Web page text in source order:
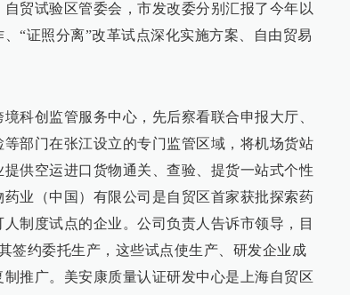
贸试验区管委会，市发改委分别汇报了今年以
“证照分离”改革试点深化实施方案、自由贸易
科创监管服务中心，先后察看联合申报大厅、
部门在张江设立的专门监管区域，将机场货站
供空运进口货物通关、查验、提货一站式个性
业（中国）有限公司是自贸区首家获批探索药
制度试点的企业。公司负责人告诉市领导，目
签约委托生产，这些试点使生产、研发企业成
推广。美安康质量认证研发中心是上海自贸区